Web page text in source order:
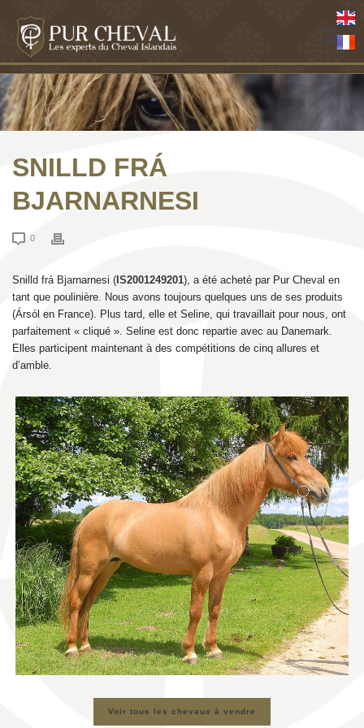
SNILLD FRÁ
BJARNARNESI
0
Snilld frá Bjarnarnesi ( IS2001249201), a été acheté par Pur Cheval en
tant que poulinière. Nous avons toujours quelques uns de ses produits
(Ársól en France). Plus tard, elle et Seline, qui travaillait pour nous, ont
parfaitement « cliqué ». Seline est donc repartie avec au Danemark.
Elles participent maintenant à des compétitions de cinq allures et
d’amble.
Voir tous les chevaux à vendre